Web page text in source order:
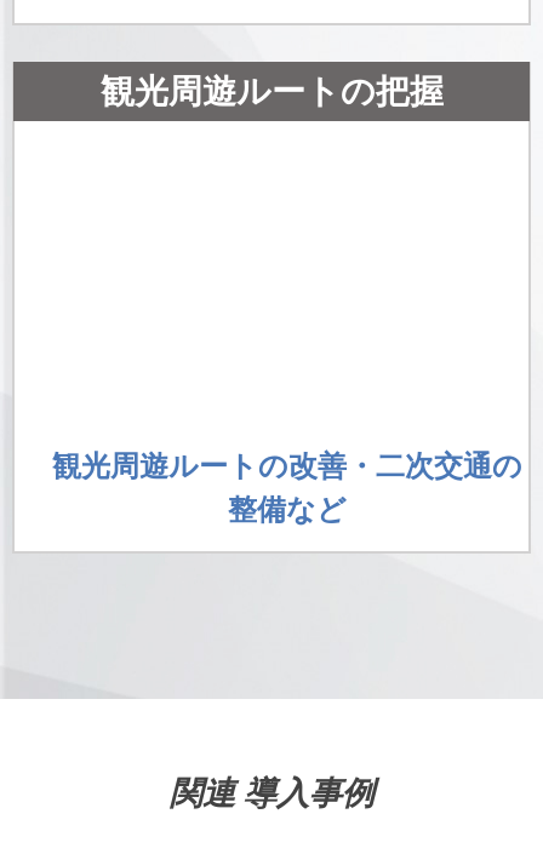
観光周遊ルートの把握
観光周遊ルートの改善・二次交通の
整備など
関連 導入事例